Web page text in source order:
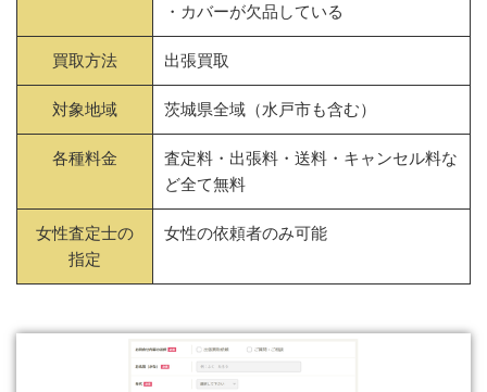
・カバーが欠品している
買取方法 出張買取
対象地域 茨城県全域（水戸市も含む）
各種料金
査定料・出張料・送料・キャンセル料な
ど全て無料
女性査定士の
指定
女性の依頼者のみ可能